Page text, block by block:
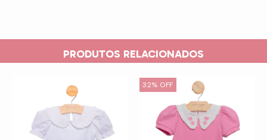
PRODUTOS RELACIONADOS
32% OFF